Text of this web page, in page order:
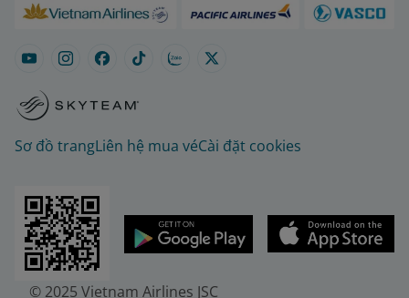
Sơ đồ trangLiên hệ mua véCài đặt cookies
© 2025 Vietnam Airlines JSC